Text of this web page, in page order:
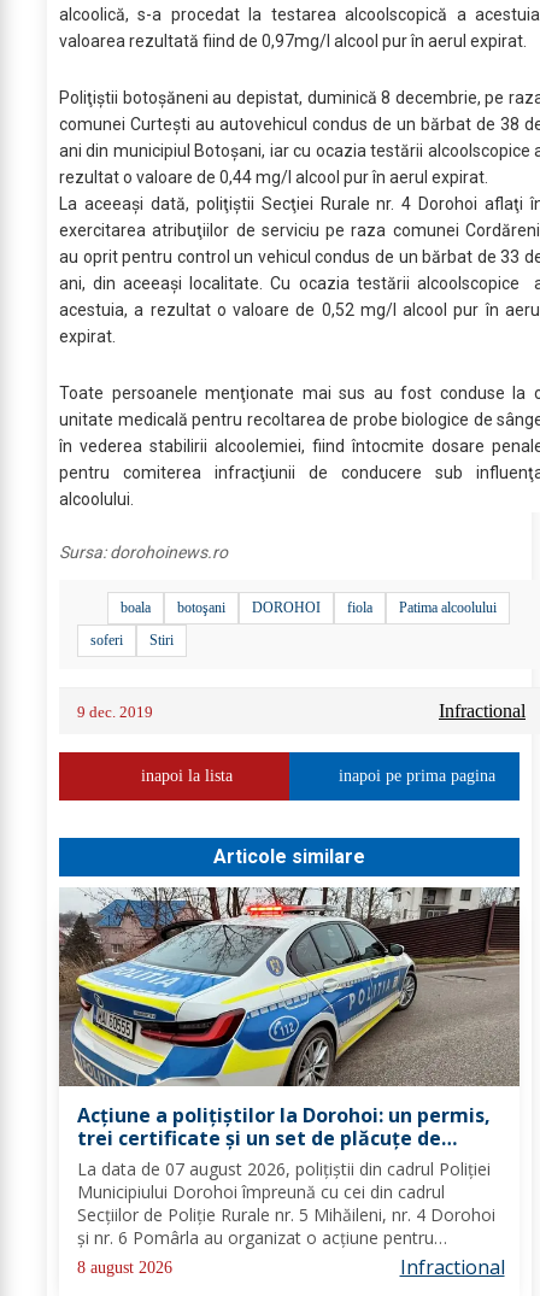
alcoolică, s-a procedat la testarea alcoolscopică a
valoarea rezultată fiind de 0,97mg/l alcool pur în aerul expirat.
Poliţiştii botoşăneni au depistat, duminică 8 decembrie, pe
comunei Curteşti au autovehicul condus de un bărbat de 38
ani din municipiul Botoşani, iar cu ocazia testării alcoolscopice
rezultat o valoare de 0,44 mg/l alcool pur în aerul expirat.
La aceeaşi dată, poliţiştii Secţiei Rurale nr. 4 Dorohoi aflaţi
exercitarea atribuţiilor de serviciu pe raza comunei
au oprit pentru control un vehicul condus de un bărbat de 33
ani, din aceeaşi localitate. Cu ocazia testării alcoolscopice
acestuia, a rezultat o valoare de 0,52 mg/l alcool pur în
expirat.
Toate persoanele menţionate mai sus au fost conduse la
unitate medicală pentru recoltarea de probe biologice de
în vederea stabilirii alcoolemiei, fiind întocmite dosare
pentru comiterea infracţiunii de conducere sub
alcoolului.
Sursa:dorohoinews.ro
boala botoşani DOROHOI fiola
Patima alcoolului
soferi
Stiri
9 dec. 2019 Infractional
inapoi la lista inapoi pe prima pagina
Articole similare
Acțiune a polițiștilor la Dorohoi: un permis,
trei certificate și un set de plăcuțe de
înmatriculare reținute
La data de 07 august 2026, polițiștii din cadrul Poliției
Municipiului Dorohoi împreună cu cei din cadrul
Secțiilor de Poliție Rurale nr. 5 Mihăileni, nr. 4 Dorohoi
și nr. 6 Pomârla au organizat o acțiune pentru
prevenirea și combaterea faptelor de natură penală și
contravențională, verificarea...
8 august 2026 Infractional